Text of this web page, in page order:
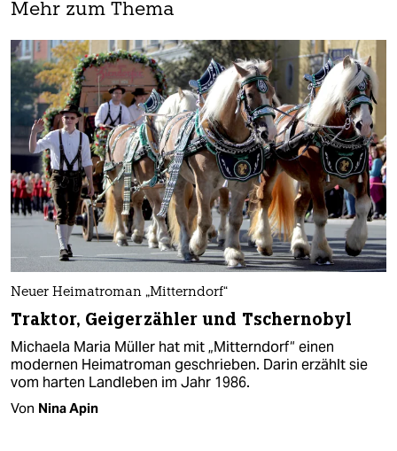
Mehr zum Thema
Neuer Heimatroman „Mitterndorf“
Traktor, Geigerzähler und Tschernobyl
Michaela Maria Müller hat mit „Mitterndorf“ einen
modernen Heimatroman geschrieben. Darin erzählt sie
vom harten Landleben im Jahr 1986.
Von Nina Apin